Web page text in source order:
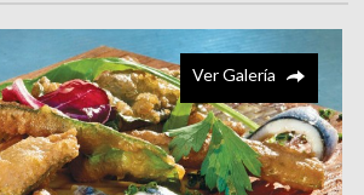
Ver Galería